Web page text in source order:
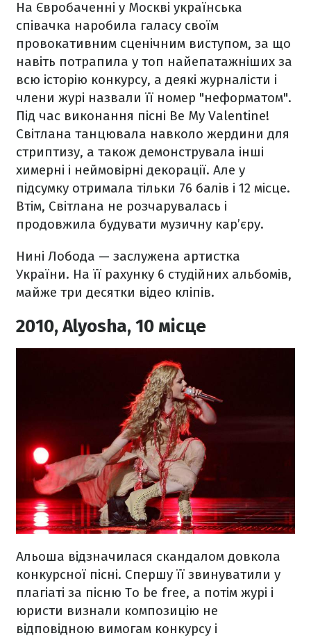
На Євробаченні у Москві українська
співачка наробила галасу своїм
провокативним сценічним виступом, за що
навіть потрапила у топ найепатажніших за
всю історію конкурсу, а деякі журналісти і
члени журі назвали її номер "неформатом".
Під час виконання пісні Be My Valentine!
Світлана танцювала навколо жердини для
стриптизу, а також демонструвала інші
химерні і неймовірні декорації. Але у
підсумку отримала тільки 76 балів і 12 місце.
Втім, Світлана не розчарувалась і
продовжила будувати музичну кар’єру.
Нині Лобода — заслужена артистка
України. На її рахунку 6 студійних альбомів,
майже три десятки відео кліпів.
2010, Alyosha, 10 місце
Альоша відзначилася скандалом довкола
конкурсної пісні. Спершу її звинуватили у
плагіаті за пісню To be free, а потім журі і
юристи визнали композицію не
відповідною вимогам конкурсу і